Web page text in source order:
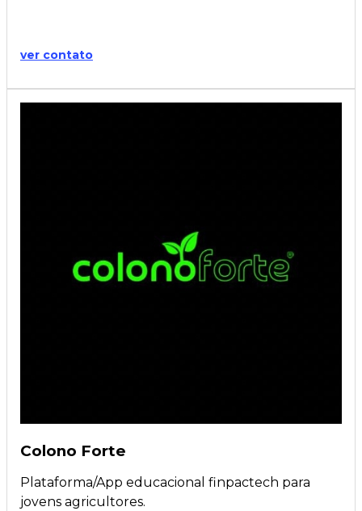
ver contato
Colono Forte
Plataforma/App educacional finpactech para
jovens agricultores.